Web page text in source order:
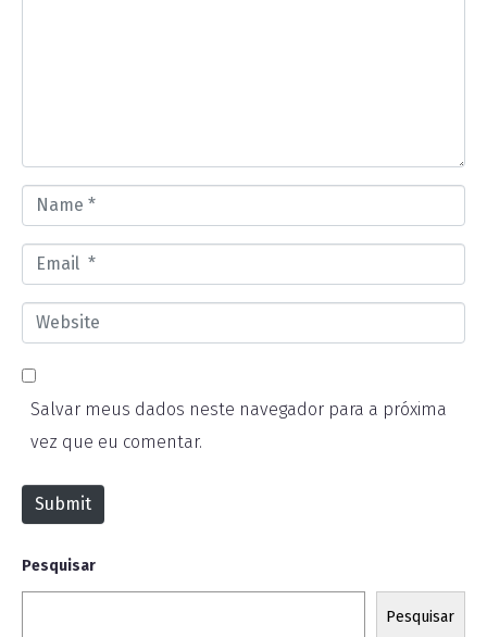
*
a
e
m
l
e
b
t
Salvar meus dados neste navegador para a próxima
vez que eu comentar.
Submit
Pesquisar
Pesquisar